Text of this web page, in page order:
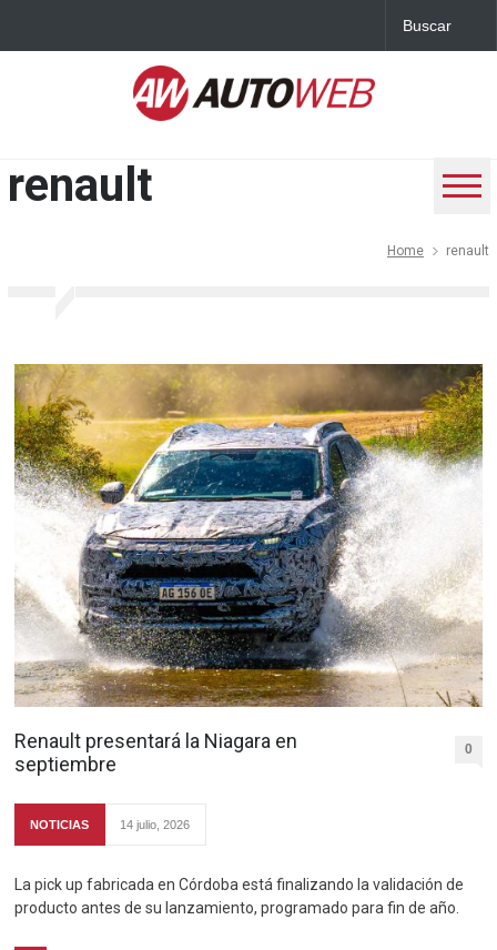
renault
Home renault
Renault presentará la Niagara en
septiembre
0
NOTICIAS 14 julio, 2026
La pick up fabricada en Córdoba está finalizando la validación de
producto antes de su lanzamiento, programado para fin de año.